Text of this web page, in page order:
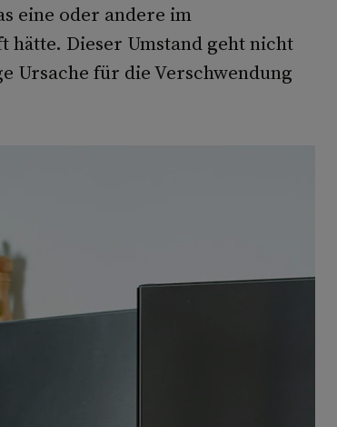
eine oder andere im
hätte. Dieser Umstand geht nicht
Ursache für die Verschwendung